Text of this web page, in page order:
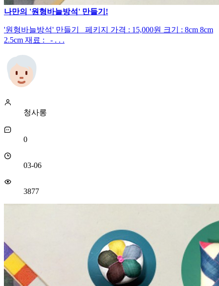
나만의 '원형바늘방석' 만들기!
'원형바늘방석' 만들기 페키지 가격 : 15,000원 크기 : 8cm 8cm
2.5cm 재료 : - . . .
청사롱
0
03-06
3877